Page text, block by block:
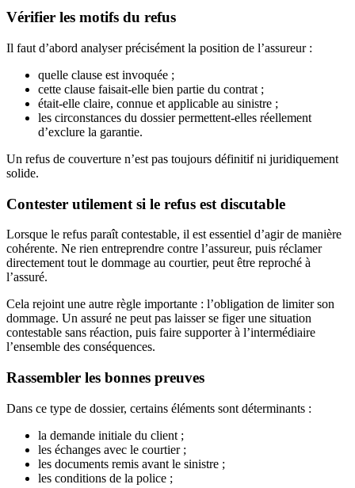
Vérifier les motifs du refus
Il faut d’abord analyser précisément la position de l’assureur :
quelle clause est invoquée ;
cette clause faisait-elle bien partie du contrat ;
était-elle claire, connue et applicable au sinistre ;
les circonstances du dossier permettent-elles réellement
d’exclure la garantie.
Un refus de couverture n’est pas toujours définitif ni juridiquement
solide.
Contester utilement si le refus est discutable
Lorsque le refus paraît contestable, il est essentiel d’agir de manière
cohérente. Ne rien entreprendre contre l’assureur, puis réclamer
directement tout le dommage au courtier, peut être reproché à
l’assuré.
Cela rejoint une autre règle importante : l’obligation de limiter son
dommage. Un assuré ne peut pas laisser se figer une situation
contestable sans réaction, puis faire supporter à l’intermédiaire
l’ensemble des conséquences.
Rassembler les bonnes preuves
Dans ce type de dossier, certains éléments sont déterminants :
la demande initiale du client ;
les échanges avec le courtier ;
les documents remis avant le sinistre ;
les conditions de la police ;